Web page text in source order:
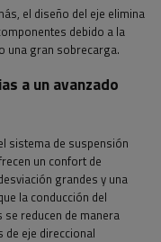
el diseño del eje elimina
debido a la
una gran sobrecarga.
a un avanzado
sistema de suspensión
un confort de
grandes y una
la conducción del
reducen de manera
de eje direccional